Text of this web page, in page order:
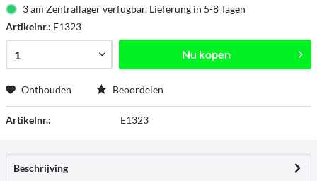
3 am Zentrallager verfügbar. Lieferung in 5-8 Tagen
Artikelnr.: E1323
Nu kopen
Onthouden Beoordelen
Artikelnr.: E1323
Beschrijving